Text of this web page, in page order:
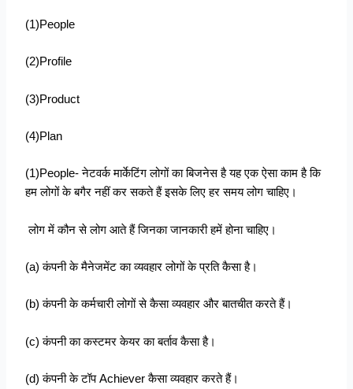
(1)People
(2)Profile
(3)Product
(4)Plan
(1)People- नेटवर्क मार्केटिंग लोगों का बिजनेस है यह एक ऐसा काम है कि
हम लोगों के बगैर नहीं कर सकते हैं इसके लिए हर समय लोग चाहिए।
लोग में कौन से लोग आते हैं जिनका जानकारी हमें होना चाहिए।
(a) कंपनी के मैनेजमेंट का व्यवहार लोगों के प्रति कैसा है।
(b) कंपनी के कर्मचारी लोगों से कैसा व्यवहार और बातचीत करते हैं।
(c) कंपनी का कस्टमर केयर का बर्ताव कैसा है।
(d) कंपनी के टॉप Achiever कैसा व्यवहार करते हैं।